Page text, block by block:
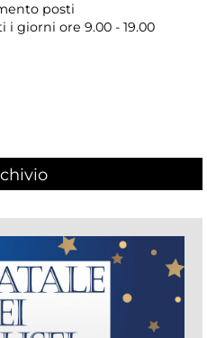
posti
giorni ore 9.00 - 19.00